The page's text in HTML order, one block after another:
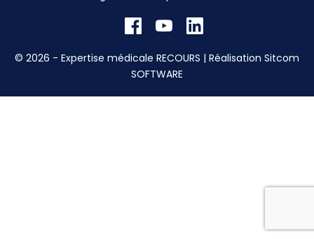
© 2026 - Expertise médicale RECOURS | Réalisation Sitcom
SOFTWARE